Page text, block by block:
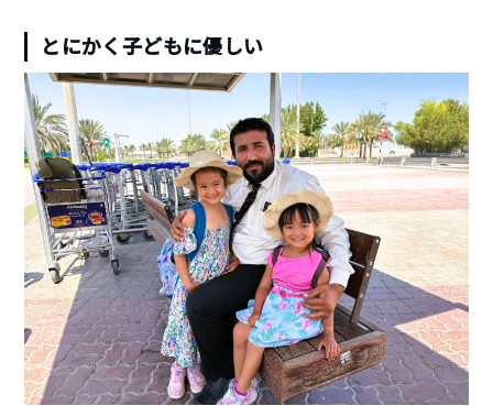
とにかく子どもに優しい